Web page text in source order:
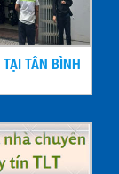
TÂN BÌNH